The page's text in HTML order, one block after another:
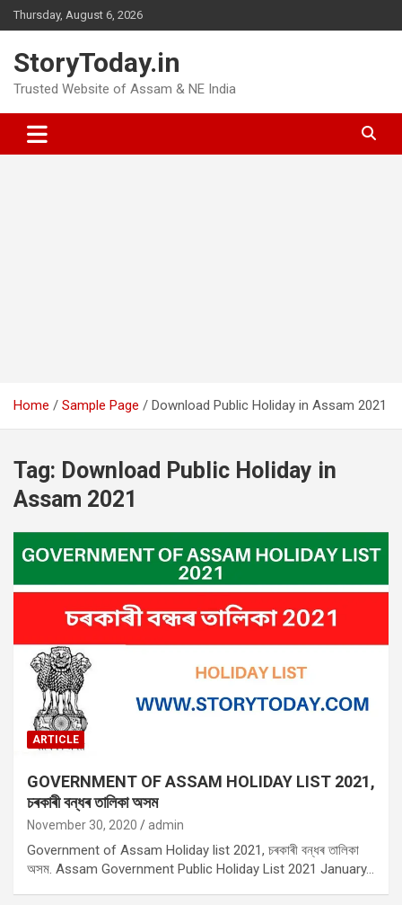
Skip
to
Thursday, August 6, 2026
StoryToday.in
Trusted Website of Assam & NE India
Home Sample Page Download Public Holiday in Assam 2021
Tag: Download Public Holiday in
Assam 2021
ARTICLE
GOVERNMENT OF ASSAM HOLIDAY LIST 2021,
চৰকাৰী বন্ধৰ তালিকা অসম
November 30, 2020 admin
Government of Assam Holiday list 2021, চৰকাৰী বন্ধৰ তালিকা
অসম. Assam Government Public Holiday List 2021 January…